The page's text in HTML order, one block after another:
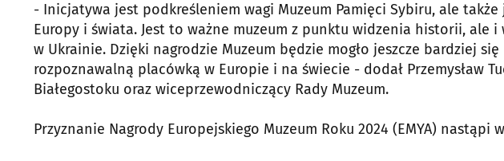
- Inicjatywa jest podkreśleniem wagi Muzeum Pamięci Sybiru, ale
Europy i świata. Jest to ważne muzeum z punktu widzenia historii, ale i
w Ukrainie. Dzięki nagrodzie Muzeum będzie mogło jeszcze bardziej
rozpoznawalną placówką w Europie i na świecie - dodał Przemysław
Białegostoku oraz wiceprzewodniczący Rady Muzeum.
Przyznanie Nagrody Europejskiego Muzeum Roku 2024 (EMYA) nastąpi